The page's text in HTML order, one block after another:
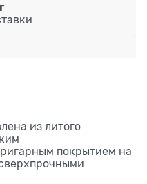
из литого
покрытием на